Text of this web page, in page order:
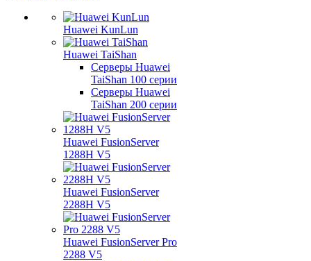
Huawei KunLun
Huawei TaiShan
Серверы Huawei
TaiShan 100 серии
Серверы Huawei
TaiShan 200 серии
Huawei FusionServer
1288H V5
Huawei FusionServer
2288H V5
Huawei FusionServer Pro
2288 V5